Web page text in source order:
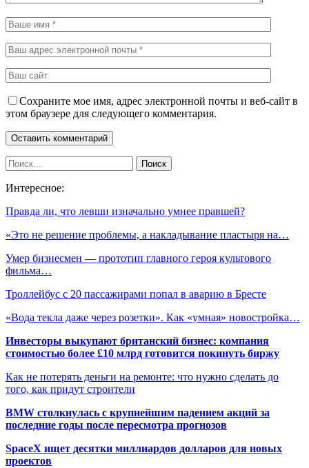
Сохраните мое имя, адрес электронной почты и веб-сайт в
этом браузере для следующего комментария.
Интересное:
Правда ли, что левши изначально умнее правшей?
«Это не решение проблемы, а накладывание пластыря на…
Умер бизнесмен — прототип главного героя культового
фильма…
Троллейбус с 20 пассажирами попал в аварию в Бресте
«Вода текла даже через розетки». Как «умная» новостройка…
Инвесторы выкупают британский бизнес: компания
стоимостью более £10 млрд готовится покинуть биржу
Как не потерять деньги на ремонте: что нужно сделать до
того, как придут строители
BMW столкнулась с крупнейшим падением акций за
последние годы после пересмотра прогнозов
SpaceX ищет десятки миллиардов долларов для новых
проектов